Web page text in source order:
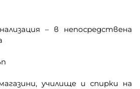
– в непосредствена
училище и спирки на